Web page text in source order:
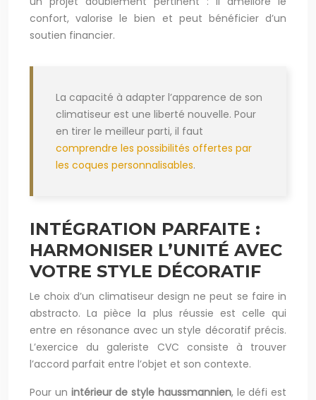
confort, valorise le bien et peut bénéficier d’un
soutien financier.
La capacité à adapter l’apparence de son
climatiseur est une liberté nouvelle. Pour
en tirer le meilleur parti, il faut
comprendre les possibilités offertes par
les coques personnalisables.
INTÉGRATION PARFAITE :
HARMONISER L’UNITÉ AVEC
VOTRE STYLE DÉCORATIF
Le choix d’un climatiseur design ne peut se faire in
abstracto. La pièce la plus réussie est celle qui
entre en résonance avec un style décoratif précis.
L’exercice du galeriste CVC consiste à trouver
l’accord parfait entre l’objet et son contexte.
Pour un intérieur de style haussmannien, le défi est